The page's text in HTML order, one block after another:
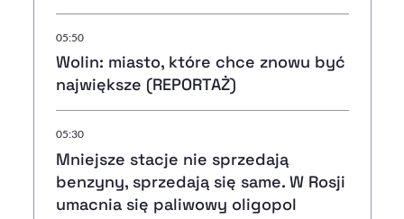
05:50
Wolin: miasto, które chce znowu być
największe (REPORTAŻ)
05:30
Mniejsze stacje nie sprzedają
benzyny, sprzedają się same. W Rosji
umacnia się paliwowy oligopol